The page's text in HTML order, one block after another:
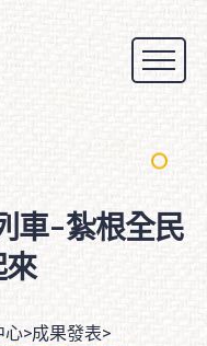
車-紮根全民
心>成果發表>